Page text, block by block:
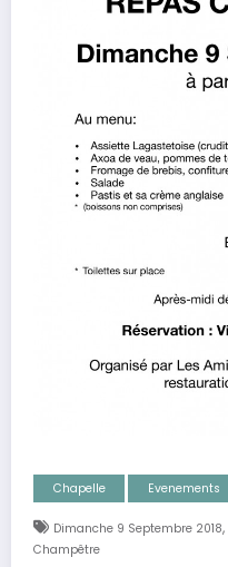
Chapelle Evenements
Dimanche 9 Septembre 2018,
Champêtre